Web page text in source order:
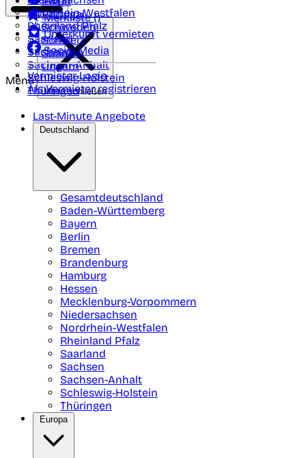
Nordrhein-Westfalen
Rheinland Pfalz
Saarland
Sachsen
Sachsen-Anhalt
Schleswig-Holstein
Thüringen
Portugal
Schweden
Schweiz
Spanien
Ungarn
Merkliste ()
Unterkunft vermieten
Social Media
Vermieter-Login
Als Vermieter registrieren
Menü
Menü schließen
Last-Minute Angebote
Deutschland
Gesamtdeutschland
Baden-Württemberg
Bayern
Berlin
Bremen
Brandenburg
Hamburg
Hessen
Mecklenburg-Vorpommern
Niedersachsen
Nordrhein-Westfalen
Rheinland Pfalz
Saarland
Sachsen
Sachsen-Anhalt
Schleswig-Holstein
Thüringen
Europa